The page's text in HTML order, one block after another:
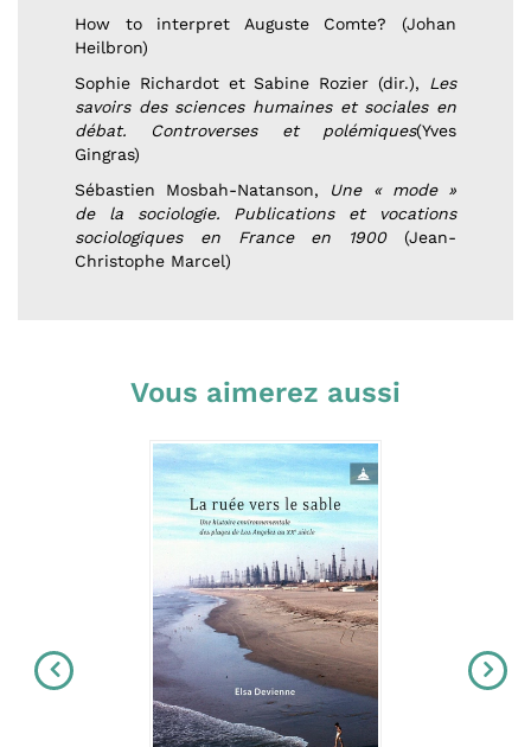
How to interpret Auguste Comte? (Johan
Heilbron)
Sophie Richardot et Sabine Rozier (dir.), Les
savoirs des sciences humaines et sociales en
débat. Controverses et polémiques(Yves
Gingras)
Sébastien Mosbah-Natanson,
Une « mode »
de la sociologie. Publications et vocations
sociologiques en France en 1900(Jean-
Christophe Marcel)
Vous aimerez aussi